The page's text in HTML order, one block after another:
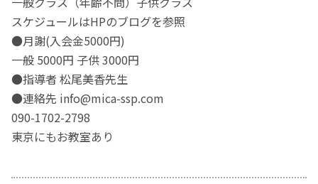
スケジュールはHPのブログを参照
●月謝(入会金5000円)
一般 5000円 子供 3000円
●指導者 松尾美香先生
●連絡先 info@mica-ssp.com
090-1702-2798
東京にもお教室あり